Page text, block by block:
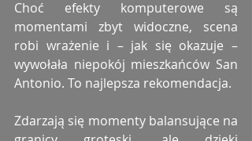
Choć efekty komputerowe są
momentami zbyt widoczne, scena
robi wrażenie i – jak się okazuje –
wywołała niepokój mieszkańców San
Antonio. To najlepsza rekomendacja.
Zdarzają się momenty balansujące na